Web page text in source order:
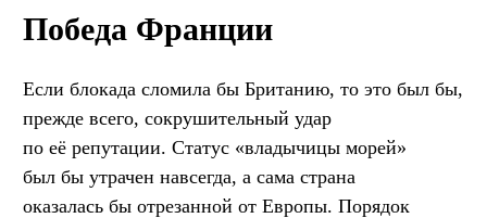
Победа Франции
Если блокада сломила бы Британию, то это был бы,
прежде всего, сокрушительный удар
по её репутации. Статус «владычицы морей»
был бы утрачен навсегда, а сама страна
оказалась бы отрезанной от Европы. Порядок